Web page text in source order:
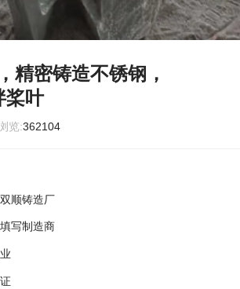
精密铸造不锈钢，
桨叶
览:362104
顺铸造厂
写制造商